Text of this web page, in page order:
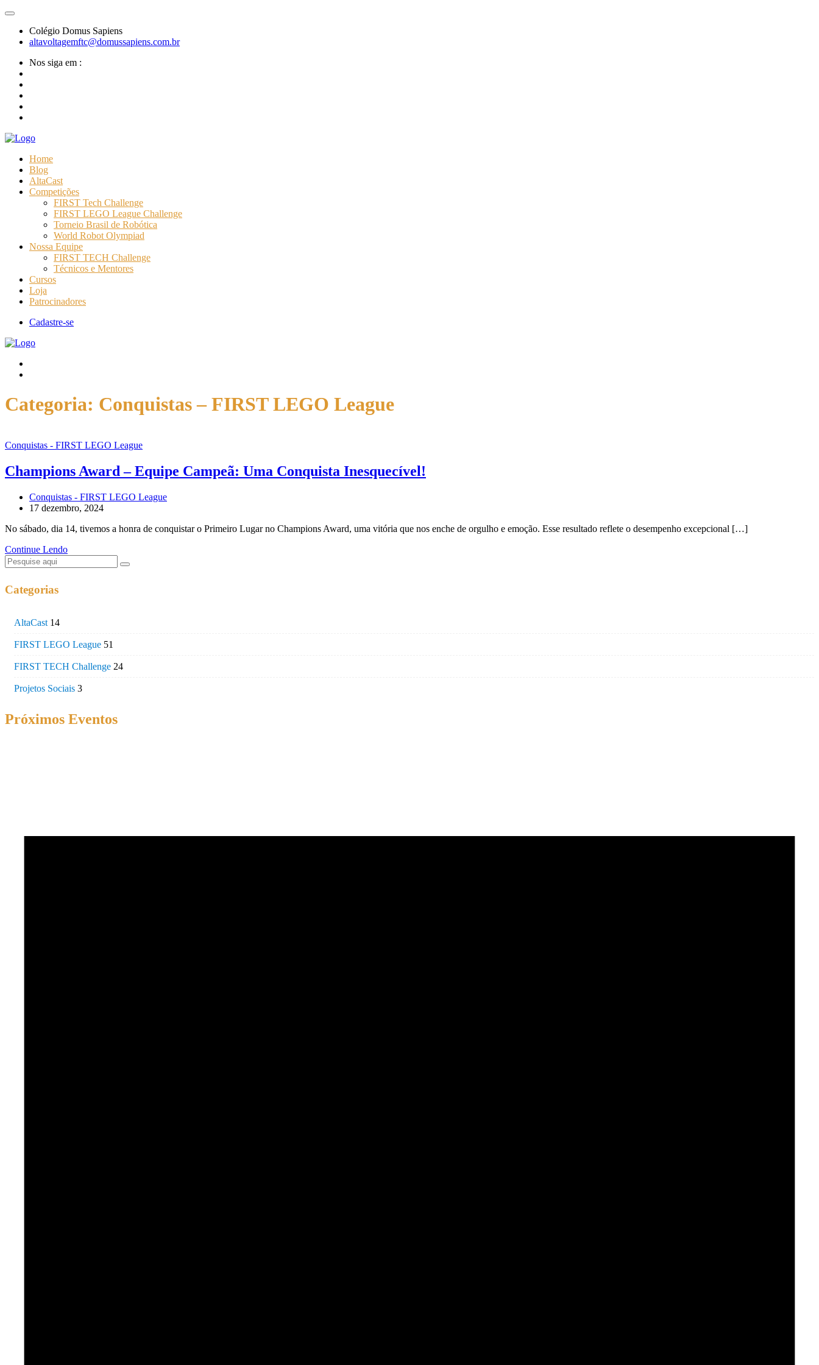
Colégio Domus Sapiens
altavoltagemftc@domussapiens.com.br
Nos siga em :
Home
Blog
AltaCast
Competições
FIRST Tech Challenge
FIRST LEGO League Challenge
Torneio Brasil de Robótica
World Robot Olympiad
Nossa Equipe
FIRST TECH Challenge
Técnicos e Mentores
Cursos
Loja
Patrocinadores
Cadastre-se
Categoria: Conquistas – FIRST LEGO League
Conquistas - FIRST LEGO League
Champions Award – Equipe Campeã: Uma Conquista Inesquecível!
Conquistas - FIRST LEGO League
17 dezembro, 2024
No sábado, dia 14, tivemos a honra de conquistar o Primeiro Lugar no Champions Award, uma vitória que nos enche de orgulho e emoção. Esse resultado reflete o desempenho excepcional […]
Continue Lendo
Categorias
AltaCast 14
FIRST LEGO League 51
FIRST TECH Challenge 24
Projetos Sociais 3
Próximos Eventos